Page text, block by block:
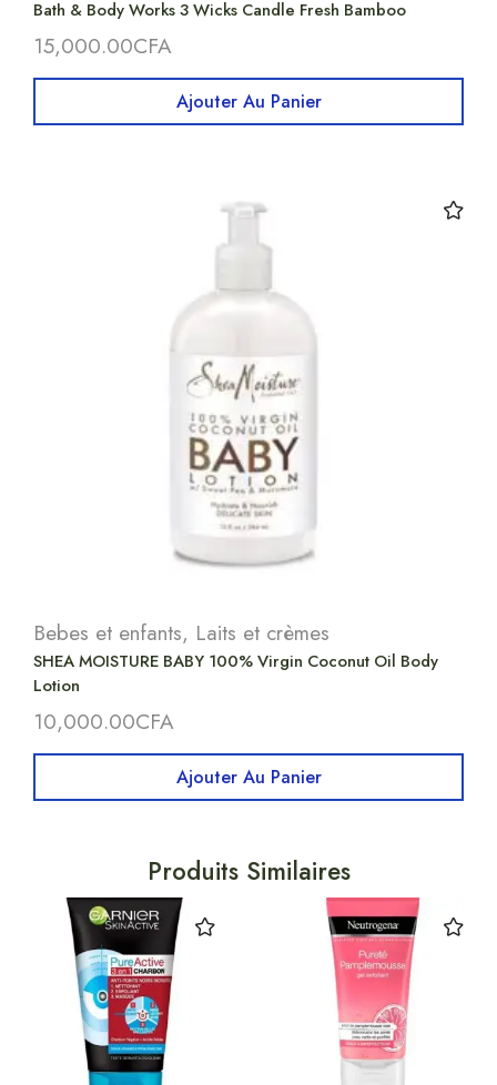
Bath & Body Works 3 Wicks Candle Fresh Bamboo
15,000.00CFA
Ajouter Au Panier
Bebes et enfants, Laits et crèmes
SHEA MOISTURE BABY 100% Virgin Coconut Oil Body
Lotion
10,000.00CFA
Ajouter Au Panier
Produits Similaires